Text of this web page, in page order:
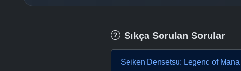
Sıkça Sorulan Sorular
Seiken Densetsu: Legend of